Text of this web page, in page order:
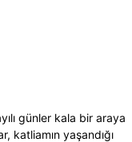
günler kala bir araya
katliamın yaşandığı